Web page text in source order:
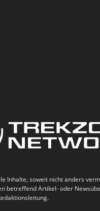
Inhalte, soweit nicht anders
betreffend Artikel- oder